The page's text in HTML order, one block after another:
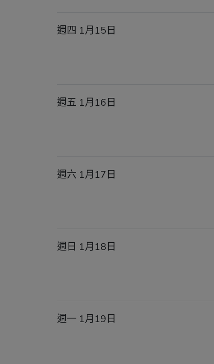
週四 1月15日
週五 1月16日
週六 1月17日
週日 1月18日
週一 1月19日